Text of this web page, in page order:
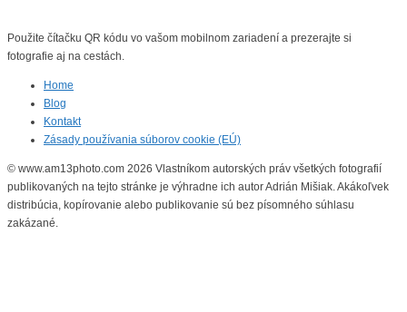
Použite čítačku QR kódu vo vašom mobilnom zariadení a prezerajte si
fotografie aj na cestách.
Home
Blog
Kontakt
Zásady používania súborov cookie (EÚ)
© www.am13photo.com 2026 Vlastníkom autorských práv všetkých fotografií
publikovaných na tejto stránke je výhradne ich autor Adrián Mišiak. Akákoľvek
distribúcia, kopírovanie alebo publikovanie sú bez písomného súhlasu
zakázané.